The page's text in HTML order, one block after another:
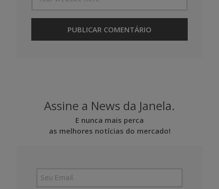
Assine a News da Janela.
E nunca mais perca
as melhores notícias do mercado!